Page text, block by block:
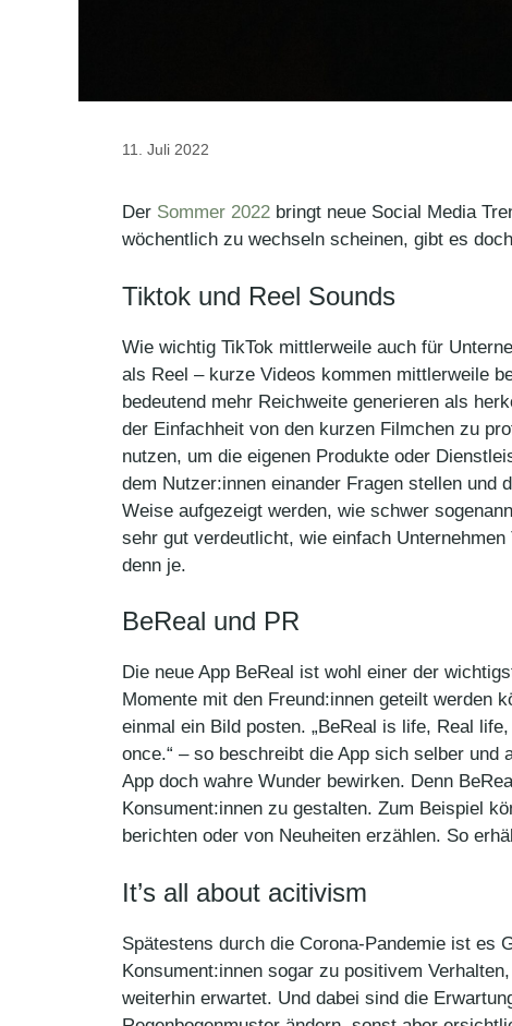
11. Juli 2022
Der Sommer 2022 bringt neue Social Media
wöchentlich zu wechseln scheinen, gibt es
Tiktok und Reel Sounds
Wie wichtig TikTok mittlerweile auch für
als Reel – kurze Videos kommen mittlerweile
bedeutend mehr Reichweite generieren als
der Einfachheit von den kurzen Filmchen zu
nutzen, um die eigenen Produkte oder
dem Nutzer:innen einander Fragen stellen
Weise aufgezeigt werden, wie schwer
sehr gut verdeutlicht, wie einfach
denn je.
BeReal und PR
Die neue App BeReal ist wohl einer der
Momente mit den Freund:innen geteilt werden
einmal ein Bild posten. „BeReal is life, Real
once.“ – so beschreibt die App sich selber
App doch wahre Wunder bewirken. Denn
Konsument:innen zu gestalten. Zum Beispiel
berichten oder von Neuheiten erzählen. So
It’s all about acitivism
Spätestens durch die Corona-Pandemie ist es
Konsument:innen sogar zu positivem
weiterhin erwartet. Und dabei sind die